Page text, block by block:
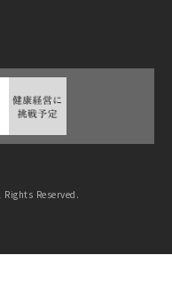
Reserved.